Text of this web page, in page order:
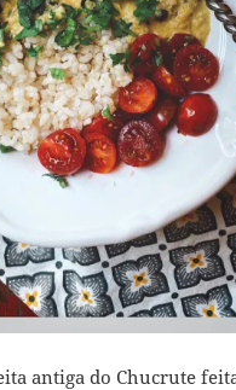
antiga do Chucrute